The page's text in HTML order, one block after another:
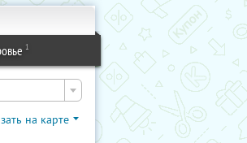
1
на карте